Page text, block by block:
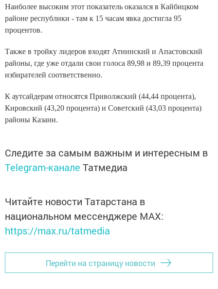
Наиболее высоким этот показатель оказался в Кайбицком
районе республики - там к 15 часам явка достигла 95
процентов.
Также в тройку лидеров входят Атнинский и Апастовский
районы, где уже отдали свои голоса 89,98 и 89,39 процента
избирателей соответственно.
К аутсайдерам относятся Приволжский (44,44 процента),
Кировский (43,20 процента) и Советский (43,03 процента)
районы Казани.
Следите за самым важным и интересным в
Telegram-канале Татмедиа
Читайте новости Татарстана в
национальном мессенджере MАХ:
https://max.ru/tatmedia
Перейти на страницу новости